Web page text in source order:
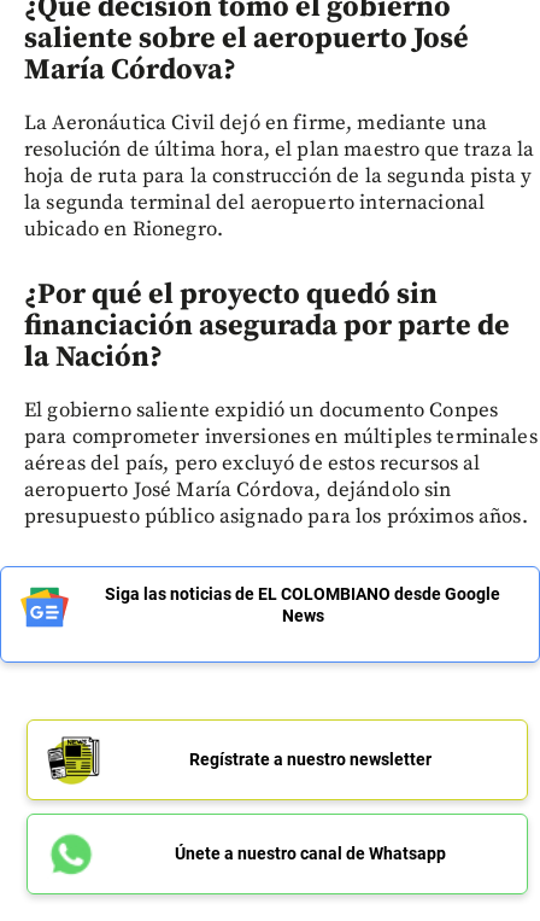
¿Qué decisión tomó el gobierno
saliente sobre el aeropuerto José
María Córdova?
La Aeronáutica Civil dejó en firme, mediante una
resolución de última hora, el plan maestro que traza la
hoja de ruta para la construcción de la segunda pista y
la segunda terminal del aeropuerto internacional
ubicado en Rionegro.
¿Por qué el proyecto quedó sin
financiación asegurada por parte de
la Nación?
El gobierno saliente expidió un documento Conpes
para comprometer inversiones en múltiples terminales
aéreas del país, pero excluyó de estos recursos al
aeropuerto José María Córdova, dejándolo sin
presupuesto público asignado para los próximos años.
Siga las noticias de EL COLOMBIANO desde Google
News
Regístrate a nuestro newsletter
Únete a nuestro canal de Whatsapp